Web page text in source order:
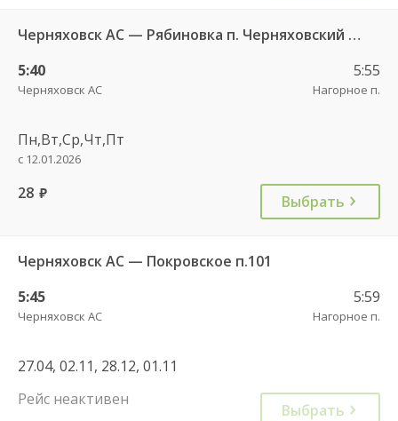
Черняховск АС — Рябиновка п. Черняховский ГО 102
5:40
Черняховск АС
5:55
Нагорное п.
Пн,Вт,Ср,Чт,Пт
с 12.01.2026
28 руб. Выбрать
Черняховск АС — Покровское п.101
5:45
Черняховск АС
5:59
Нагорное п.
27.04, 02.11, 28.12, 01.11
Рейс неактивен
Выбрать